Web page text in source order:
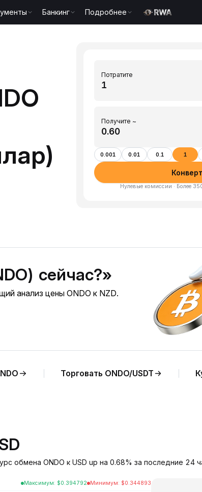
Банкинг Подробнее
Потратите
Получите ~
0.001 0.01 0.1 1
Нулевые комиссии · Более
сейчас?»
анализ цены ONDO к NZD.
Торговать ONDO/USDT
обмена ONDO к USD up на 0.68% за последние
Максимум: $0.394792 Минимум: $0.344893